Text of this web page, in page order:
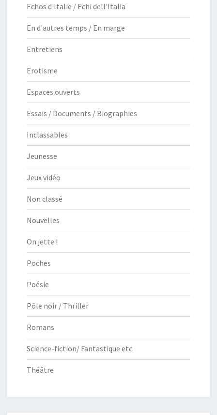
Echos d'Italie / Echi dell'Italia
En d'autres temps / En marge
Entretiens
Erotisme
Espaces ouverts
Essais / Documents / Biographies
Inclassables
Jeunesse
Jeux vidéo
Non classé
Nouvelles
On jette !
Poches
Poésie
Pôle noir / Thriller
Romans
Science-fiction/ Fantastique etc.
Théâtre